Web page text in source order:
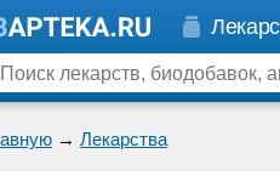
→ Лекарства